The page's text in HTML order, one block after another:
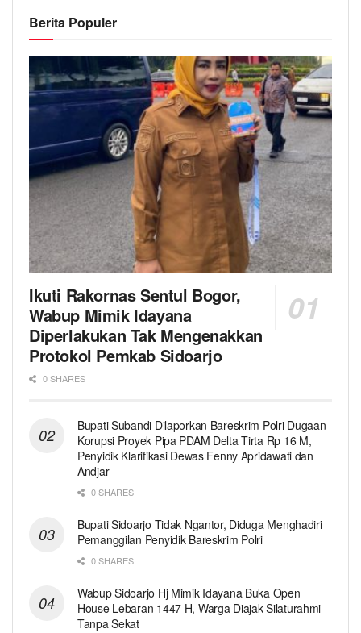
Berita Populer
Ikuti Rakornas Sentul Bogor,
Wabup Mimik Idayana
Diperlakukan Tak Mengenakkan
Protokol Pemkab Sidoarjo
0 SHARES
Bupati Subandi Dilaporkan Bareskrim Polri Dugaan
Korupsi Proyek Pipa PDAM Delta Tirta Rp 16 M,
Penyidik Klarifikasi Dewas Fenny Apridawati dan
Andjar
0 SHARES
Bupati Sidoarjo Tidak Ngantor, Diduga Menghadiri
Pemanggilan Penyidik Bareskrim Polri
0 SHARES
Wabup Sidoarjo Hj Mimik Idayana Buka Open
House Lebaran 1447 H, Warga Diajak Silaturahmi
Tanpa Sekat